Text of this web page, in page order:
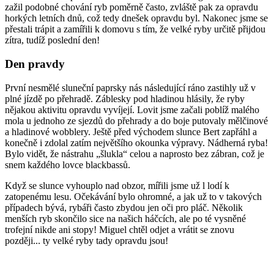
zažil podobné chování ryb poměrně často, zvláště pak za opravdu
horkých letních dnů, což tedy dnešek opravdu byl. Nakonec jsme se
přestali trápit a zamířili k domovu s tím, že velké ryby určitě přijdou
zítra, tudíž poslední den!
Den pravdy
První nesmělé sluneční paprsky nás následující ráno zastihly už v
plné jízdě po přehradě. Záblesky pod hladinou hlásily, že ryby
nějakou aktivitu opravdu vyvíjejí. Lovit jsme začali poblíž malého
mola u jednoho ze sjezdů do přehrady a do boje putovaly mělčinové
a hladinové wobblery. Ještě před východem slunce Bert zapřáhl a
konečně i zdolal zatím největšího okounka výpravy. Nádherná ryba!
Bylo vidět, že nástrahu „šlukla“ celou a naprosto bez zábran, což je
snem každého lovce blackbassů.
Když se slunce vyhouplo nad obzor, mířili jsme už l lodí k
zatopenému lesu. Očekávání bylo ohromné, a jak už to v takových
případech bývá, rybáři často zbydou jen oči pro pláč. Několik
menších ryb skončilo sice na našich háčcích, ale po té vysněné
trofejní nikde ani stopy! Miguel chtěl odjet a vrátit se znovu
později... ty velké ryby tady opravdu jsou!